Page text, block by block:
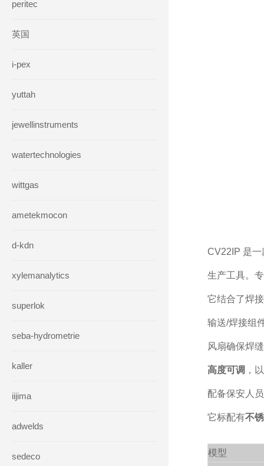
peritec
英国
i-pex
yuttah
jewellinstruments
watertechnologies
wittgas
ametekmocon
d-kdn
xylemanalytics
superlok
seba-hydrometrie
kaller
iijima
adwelds
sedeco
CV22IP 是
生产工具。
它结合了焊
输送/焊接组
风扇确保焊
高度可调 ，
配备保安人
它标配有不
模型